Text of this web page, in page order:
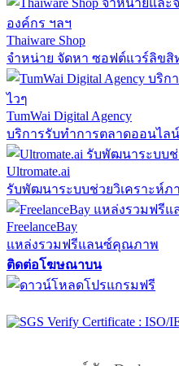
Thaiware Shop
จำหน่าย จัดหา ซอฟต์แวร์ลิขสิ
TumWai Digital Agency
บริการรับทำการตลาดออนไล
Ultromate.ai
รับพัฒนาระบบช่วยวิเคราะห์ภ
FreelanceBay
แหล่งรวมฟรีแลนซ์คุณภาพ
ติดต่อโฆษณาบน